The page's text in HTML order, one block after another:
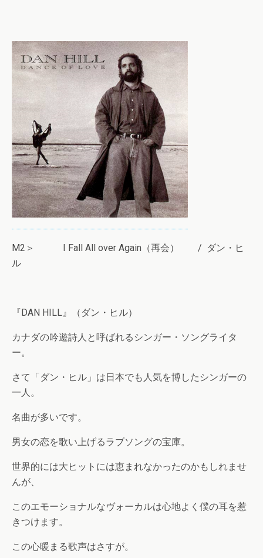
M2＞ I Fall All over Again（再会） / ダン・ヒ
ル
『DAN HILL』（ダン・ヒル）
カナダの吟遊詩人と呼ばれるシンガー・ソングライタ
ー。
さて「ダン・ヒル」は日本でも人気を博したシンガーの
一人。
名曲が多いです。
男女の恋を歌い上げるラブソングの宝庫。
世界的には大ヒットには恵まれなかったのかもしれませ
んが、
このエモーショナルなヴォーカルは心地よく僕の耳を惹
きつけます。
この心暖まる歌声はさすが。